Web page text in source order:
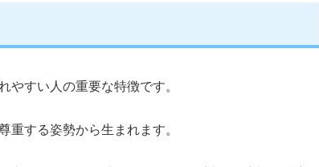
やすい人の重要な特徴です。
重する姿勢から生まれます。